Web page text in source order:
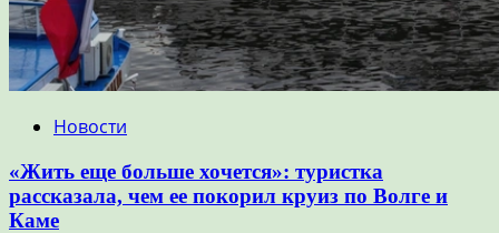
Новости
«Жить еще больше хочется»: туристка
рассказала, чем ее покорил круиз по Волге и
Каме